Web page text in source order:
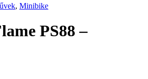
, Minibike
PS88 –